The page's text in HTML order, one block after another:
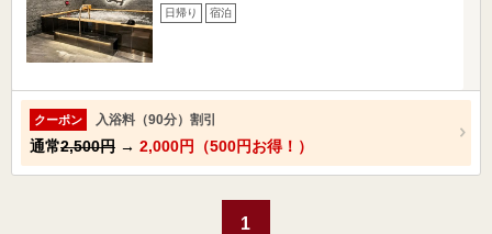
日帰り 宿泊
クーポン 入浴料（90分）割引
通常2,500円 → 2,000円（500円お得！）
1